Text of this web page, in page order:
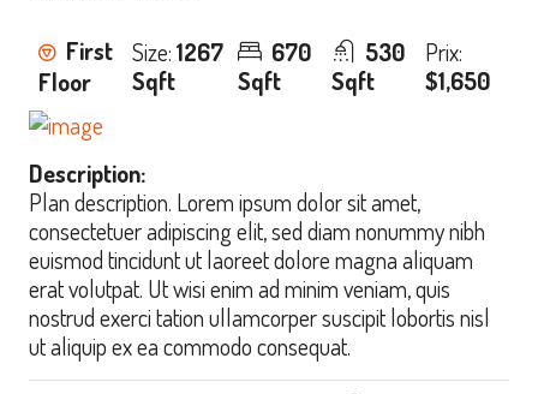
First
Floor
Size:1267
Sqft
670
Sqft
530
Sqft
Prix:
$1,650
Description:
Plan description. Lorem ipsum dolor sit amet,
consectetuer adipiscing elit, sed diam nonummy nibh
euismod tincidunt ut laoreet dolore magna aliquam
erat volutpat. Ut wisi enim ad minim veniam, quis
nostrud exerci tation ullamcorper suscipit lobortis nisl
ut aliquip ex ea commodo consequat.